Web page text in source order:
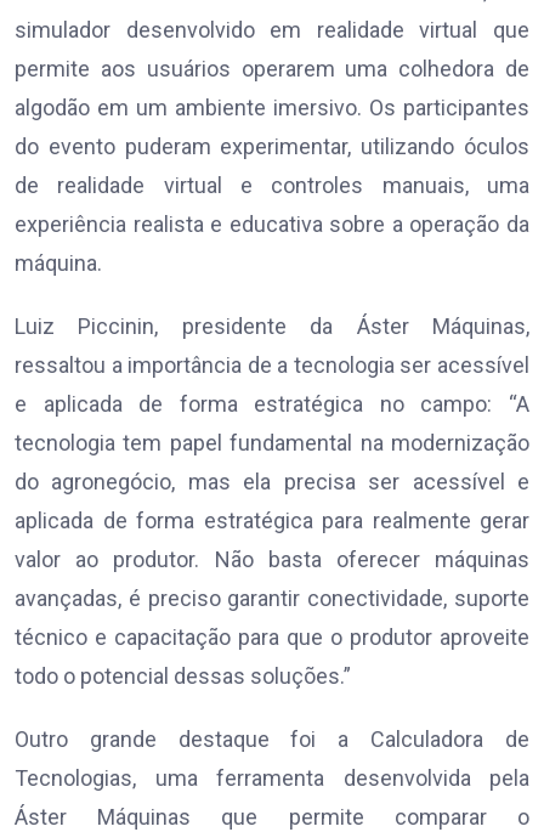
simulador desenvolvido em realidade virtual que
permite aos usuários operarem uma colhedora de
algodão em um ambiente imersivo. Os participantes
do evento puderam experimentar, utilizando óculos
de realidade virtual e controles manuais, uma
experiência realista e educativa sobre a operação da
máquina.
Luiz Piccinin, presidente da Áster Máquinas,
ressaltou a importância de a tecnologia ser acessível
e aplicada de forma estratégica no campo: “A
tecnologia tem papel fundamental na modernização
do agronegócio, mas ela precisa ser acessível e
aplicada de forma estratégica para realmente gerar
valor ao produtor. Não basta oferecer máquinas
avançadas, é preciso garantir conectividade, suporte
técnico e capacitação para que o produtor aproveite
todo o potencial dessas soluções.”
Outro grande destaque foi a Calculadora de
Tecnologias, uma ferramenta desenvolvida pela
Áster Máquinas que permite comparar o